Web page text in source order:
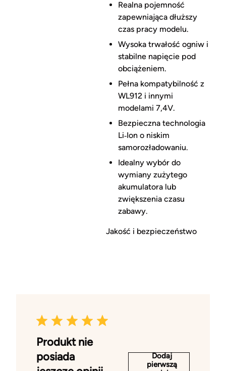
Realna pojemność
zapewniająca dłuższy
czas pracy modelu.
Wysoka trwałość ogniw i
stabilne napięcie pod
obciążeniem.
Pełna kompatybilność z
WL912 i innymi
modelami 7,4V.
Bezpieczna technologia
Li‑Ion o niskim
samorozładowaniu.
Idealny wybór do
wymiany zużytego
akumulatora lub
zwiększenia czasu
zabawy.
Jakość i bezpieczeństwo
Produkt nie
posiada
Dodaj
pierwszą